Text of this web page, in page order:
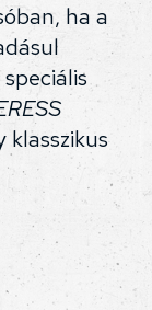
ha a
klasszikus